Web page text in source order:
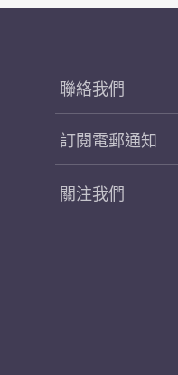
聯絡我們
訂閱電郵通知
關注我們